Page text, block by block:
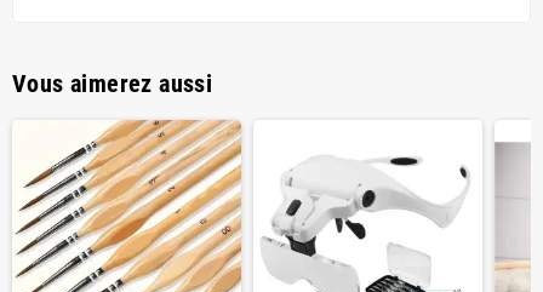
Vous aimerez aussi